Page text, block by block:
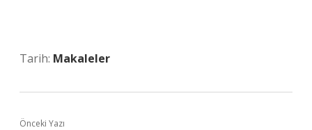
Tarih: Makaleler
Önceki Yazı